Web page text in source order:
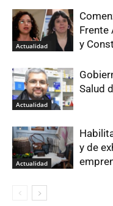
Actualidad
Frente
y
Actualidad
Salud
Actualidad
y de